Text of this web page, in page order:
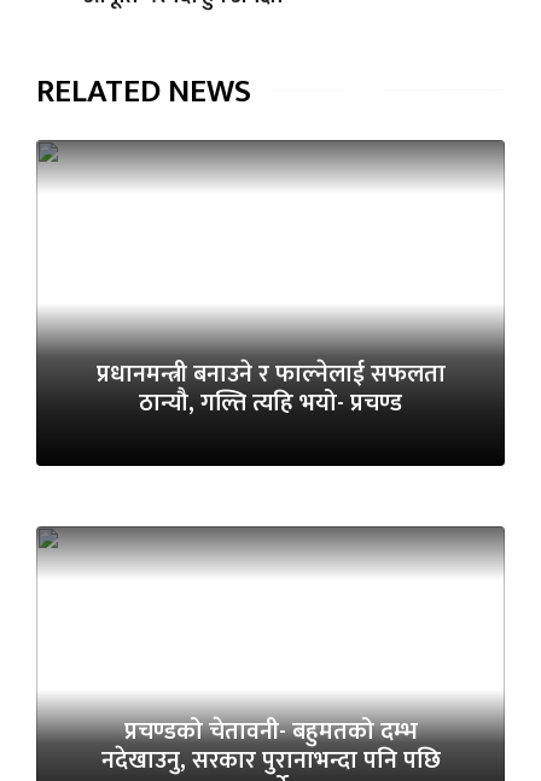
RELATED NEWS
प्रधानमन्त्री बनाउने र फाल्नेलाई सफलता
ठान्यौ, गल्ति त्यहि भयो- प्रचण्ड
प्रचण्डको चेतावनी- बहुमतको दम्भ
नदेखाउनु, सरकार पुरानाभन्दा पनि पछि